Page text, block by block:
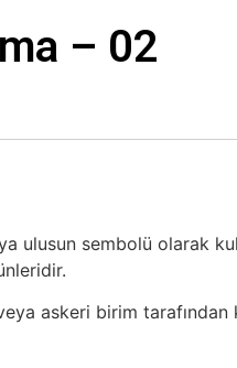
– 02
ulusun sembolü olarak
askeri birim tarafından